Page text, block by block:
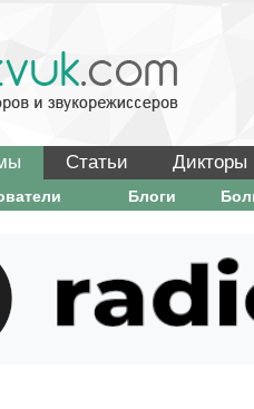
Статьи Дикторы
Блоги